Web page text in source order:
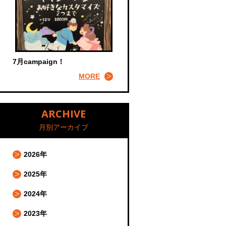
7月campaign！
MORE
ARCHIVE
月別アーカイブ
2026年
2025年
2024年
2023年